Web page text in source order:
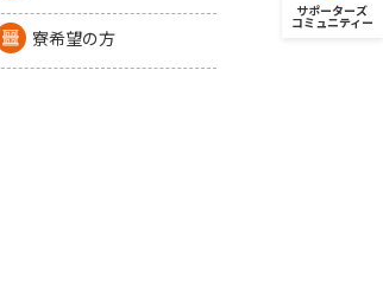
寮希望の方
サポーターズ
コミュニティー